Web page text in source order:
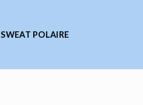
SWEAT POLAIRE